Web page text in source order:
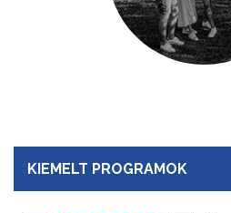
KIEMELT PROGRAMOK